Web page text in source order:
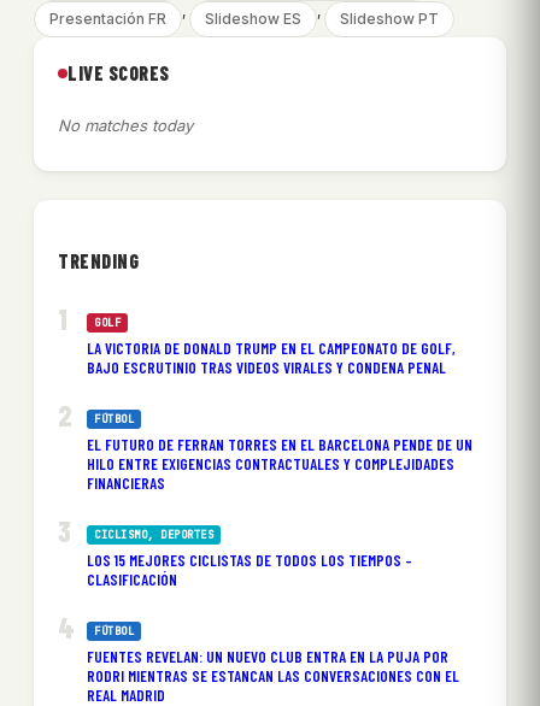
Presentación FR , Slideshow ES , Slideshow PT
LIVE SCORES
No matches today
TRENDING
GOLF
LA VICTORIA DE DONALD TRUMP EN EL CAMPEONATO DE GOLF,
BAJO ESCRUTINIO TRAS VIDEOS VIRALES Y CONDENA PENAL
FÚTBOL
EL FUTURO DE FERRAN TORRES EN EL BARCELONA PENDE DE UN
HILO ENTRE EXIGENCIAS CONTRACTUALES Y COMPLEJIDADES
FINANCIERAS
CICLISMO, DEPORTES
LOS 15 MEJORES CICLISTAS DE TODOS LOS TIEMPOS –
CLASIFICACIÓN
FÚTBOL
FUENTES REVELAN: UN NUEVO CLUB ENTRA EN LA PUJA POR
RODRI MIENTRAS SE ESTANCAN LAS CONVERSACIONES CON EL
REAL MADRID